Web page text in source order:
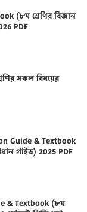
(৮ম শ্রেণির বিজ্ঞান
PDF
সকল বিষয়ের
Guide & Textbook
গাইড) 2025 PDF
& Textbook (৮ম